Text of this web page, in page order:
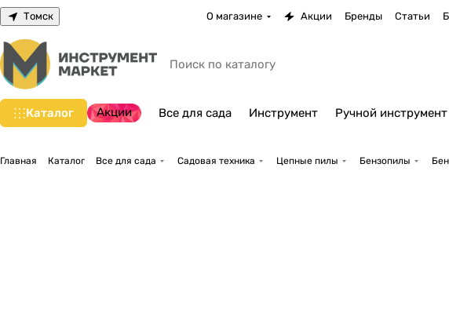
Томск О магазине Акции Бренды Статьи
Каталог Акции Все для сада Инструмент Ручной инструмент
Главная Каталог Все для сада Садовая техника Цепные пилы Бензопилы